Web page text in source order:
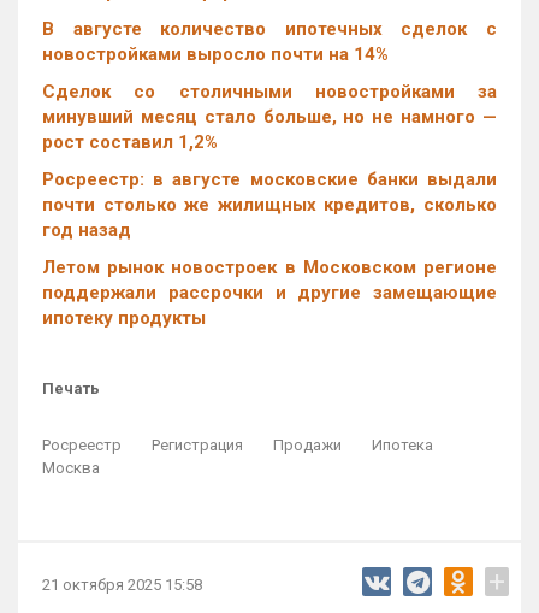
В августе количество ипотечных сделок с
новостройками выросло почти на 14%
Cделок со столичными новостройками за
минувший месяц стало больше, но не намного —
рост составил 1,2%
Росреестр: в августе московские банки выдали
почти столько же жилищных кредитов, сколько
год назад
Летом рынок новостроек в Московском регионе
поддержали рассрочки и другие замещающие
ипотеку продукты
Печать
Росреестр Регистрация Продажи
Ипотека
Москва
21 октября 2025 15:58 +